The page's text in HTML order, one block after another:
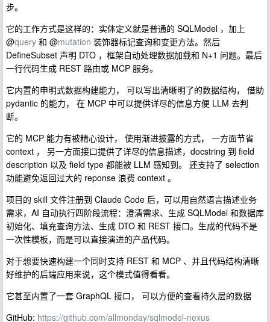
步。
它的工作方式是这样的：实体定义就是普通的 SQLModel ，加上
@query 和 @mutation 装饰器标记查询和变更方法。然后
DefineSubset 声明 DTO ，框架自动处理数据加载和 N+1 问题。最后
一行代码生成 REST 路由或 MCP 服务。
它内置的申明式数据构建能力， 可以写出清晰明了的数据结构， 借助
pydantic 的能力， 在 MCP 中可以提供详尽的信息方便 LLM 去判
断。
它的 MCP 能力有被精心设计， 使用渐进披露的方式， 一方面节省
context ， 另一方面接口提供了详尽的信息描述，docstring 到 field
description 以及 field type 都能被 LLM 感知到。 还支持了 selection
功能避免返回过大的 reponse 浪费 context 。
项目的 skill 文件注册到 Claude Code 后，可以用自然语言描述业务
需求，AI 自动执行四阶段流程：澄清需求、生成 SQLModel 和数据库
初始化、填充查询方法、生成 DTO 和 REST 接口。生成的代码不是
一次性模板，而是可以直接演进的产品代码。
对于想要快速构建一个同时支持 REST 和 MCP 、并且代码结构清晰
好维护的后端应用来说，这个模式值得看看。
它甚至内置了一套 GraphQL 接口， 可以方便的查看持久层的数据
GitHub: https://github.com/allmonday/sqlmodel-nexus